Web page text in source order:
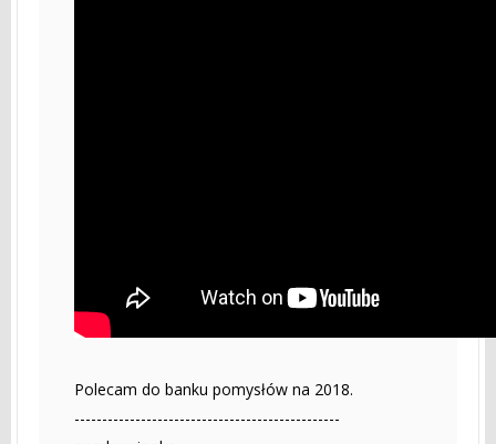
Polecam do banku pomysłów na 2018.
------------------------------------------------